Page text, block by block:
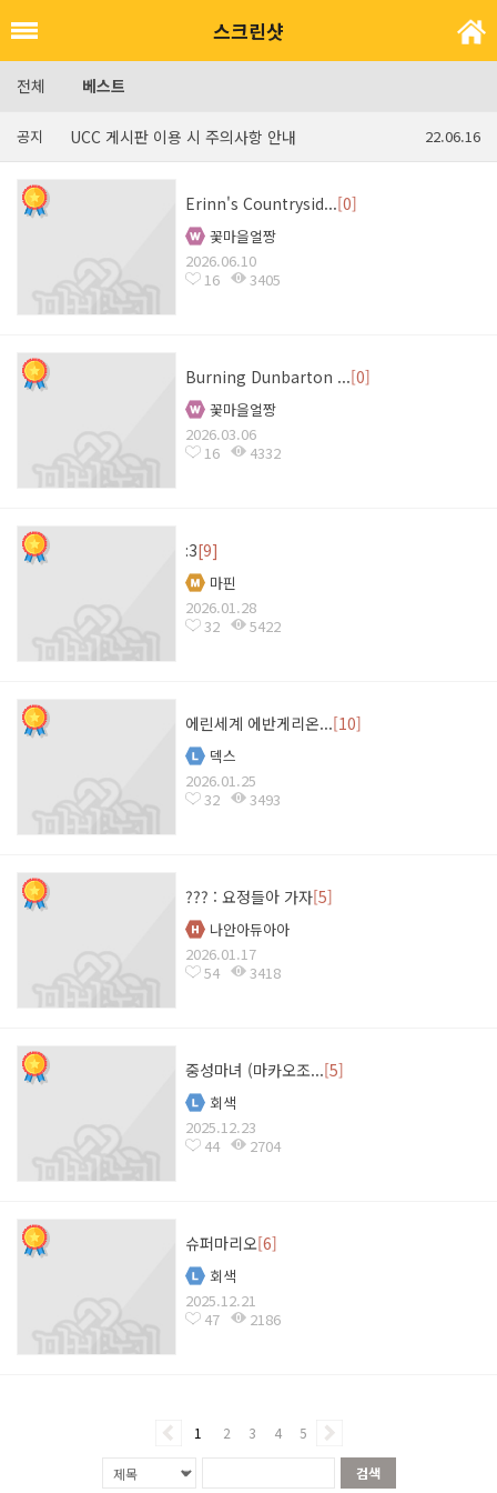
스크린샷
전체 베스트
공지 UCC 게시판 이용 시 주의사항 안내 22.06.16
Erinn's Countrysid...[0]
꽃마을얼짱
2026.06.10
16
3405
Burning Dunbarton ...[0]
꽃마을얼짱
2026.03.06
16
4332
:3[9]
마핀
2026.01.28
32
5422
에린세계 에반게리온...[10]
덱스
2026.01.25
32
3493
??? : 요정들아 가자[5]
나안아듀아아
2026.01.17
54
3418
중성마녀 (마카오조...[5]
회색
2025.12.23
44
2704
슈퍼마리오[6]
회색
2025.12.21
47
2186
1 2 3 4 5
검색